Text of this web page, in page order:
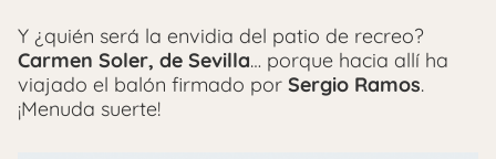
Y ¿quién será la envidia del patio de recreo?
Carmen Soler, de Sevilla… porque hacia allí ha
viajado el balón firmado por Sergio Ramos.
¡Menuda suerte!